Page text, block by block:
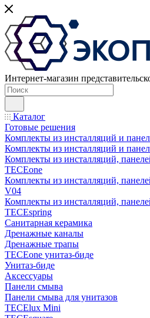
Интернет-магазин
Каталог
Готовые решения
Комплекты из инсталляций и
Комплекты из инсталляций и
Комплекты из инсталляций,
TECEone
Комплекты из инсталляций,
V04
Комплекты из инсталляций,
TECEspring
Санитарная керамика
Дренажные каналы
Дренажные трапы
TECEone унитаз-биде
Унитаз-биде
Аксессуары
Панели смыва
Панели смыва для унитазов
TECElux Mini